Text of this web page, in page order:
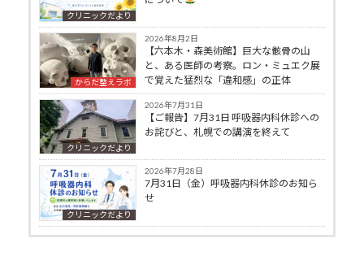
クリニックだより
からだ整えラボ
2026年8月2日
【六本木・森美術館】巨大な骸骨の山
と、ある医師の考察。ロン・ミュエク展
で覚えた猛烈な「違和感」の正体
クリニックだより
2026年7月31日
【ご報告】7月31日 呼吸器内科休診への
お詫びと、札幌での講演を終えて
クリニックだより
2026年7月28日
7月31日（金）呼吸器内科休診のお知ら
せ